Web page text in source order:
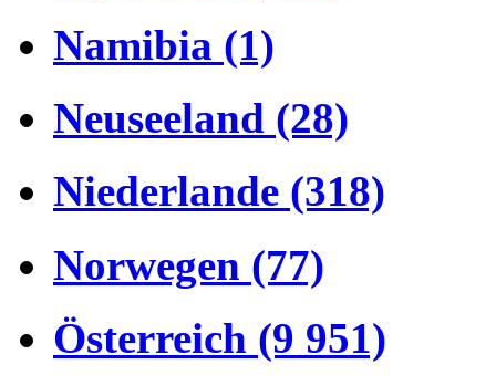
Namibia (1)
Neuseeland (28)
Niederlande (318)
Norwegen (77)
Österreich (9 951)